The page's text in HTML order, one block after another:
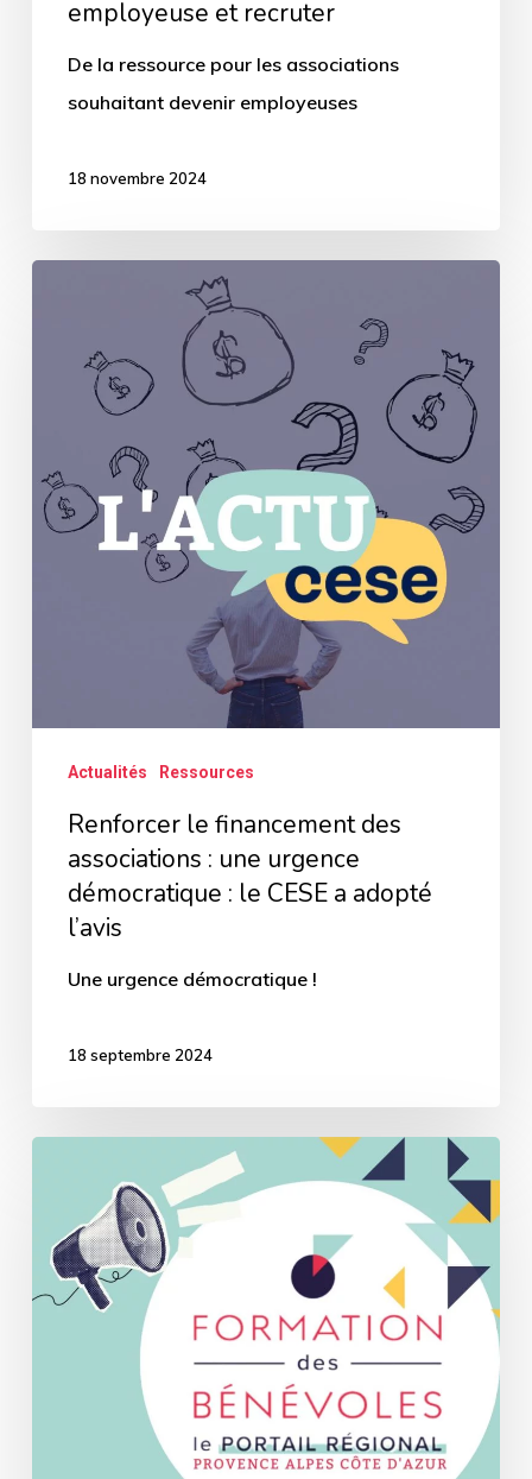
employeuse et recruter
De la ressource pour les associations
souhaitant devenir employeuses
18 novembre 2024
financement
une
urgence
démocratique
a
adopté
l’avis
Actualités Ressources
Renforcer le financement des
associations : une urgence
démocratique : le CESE a adopté
l’avis
Une urgence démocratique !
18 septembre 2024
Portail
régional